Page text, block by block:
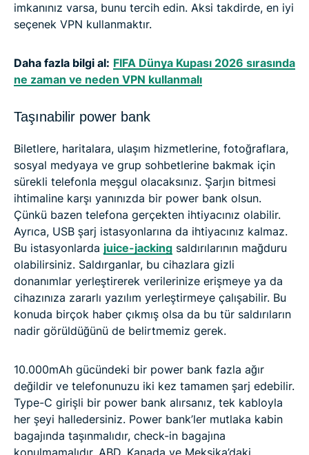
imkanınız varsa, bunu tercih edin. Aksi takdirde, en iyi
seçenek VPN kullanmaktır.
Daha fazla bilgi al: FIFA Dünya Kupası 2026 sırasında
ne zaman ve neden VPN kullanmalı
Taşınabilir power bank
Biletlere, haritalara, ulaşım hizmetlerine, fotoğraflara,
sosyal medyaya ve grup sohbetlerine bakmak için
sürekli telefonla meşgul olacaksınız. Şarjın bitmesi
ihtimaline karşı yanınızda bir power bank olsun.
Çünkü bazen telefona gerçekten ihtiyacınız olabilir.
Ayrıca, USB şarj istasyonlarına da ihtiyacınız kalmaz.
Bu istasyonlarda juice-jacking saldırılarının mağduru
olabilirsiniz. Saldırganlar, bu cihazlara gizli
donanımlar yerleştirerek verilerinize erişmeye ya da
cihazınıza zararlı yazılım yerleştirmeye çalışabilir. Bu
konuda birçok haber çıkmış olsa da bu tür saldırıların
nadir görüldüğünü de belirtmemiz gerek.
10.000mAh gücündeki bir power bank fazla ağır
değildir ve telefonunuzu iki kez tamamen şarj edebilir.
Type-C girişli bir power bank alırsanız, tek kabloyla
her şeyi halledersiniz. Power bank’ler mutlaka kabin
bagajında taşınmalıdır, check-in bagajına